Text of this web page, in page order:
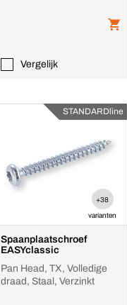
Vergelijk
STANDARDline
+38
varianten
Spaanplaatschroef
EASYclassic
Pan Head, TX, Volledige
draad, Staal, Verzinkt